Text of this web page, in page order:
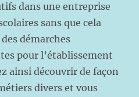
dans une entreprise
sans que cela
démarches
pour l’établissement
ainsi découvrir de façon
divers et vous